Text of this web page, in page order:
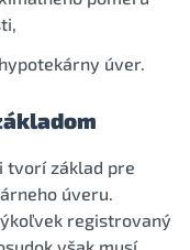
úver.
tvorí základ pre
úveru.
registrovaný